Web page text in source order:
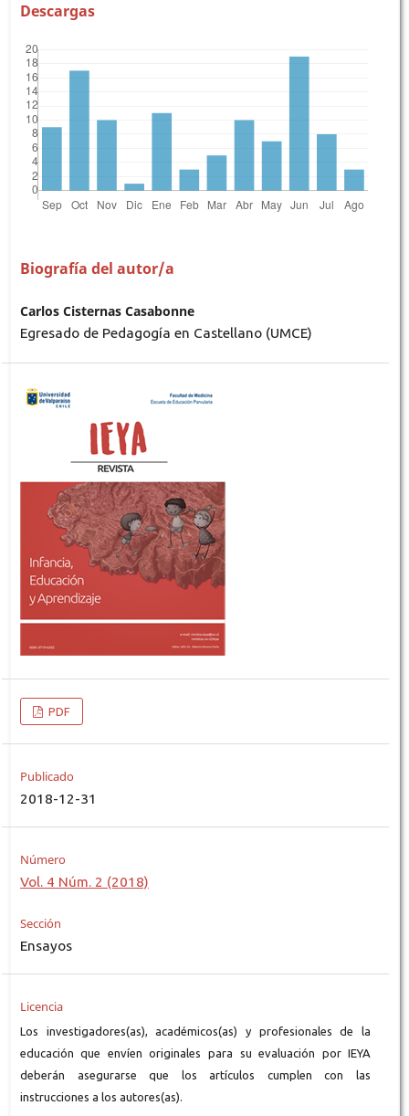
Descargas
Biografía del autor/a
Carlos Cisternas Casabonne
Egresado de Pedagogía en Castellano (UMCE)
PDF
Publicado
2018-12-31
Número
Vol. 4 Núm. 2 (2018)
Sección
Ensayos
Licencia
Los investigadores(as), académicos(as) y profesionales de la
educación que envíen originales para su evaluación por IEYA
deberán asegurarse que los artículos cumplen con las
instrucciones a los autores(as).